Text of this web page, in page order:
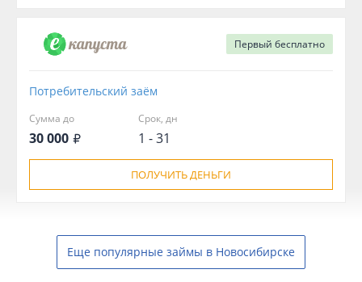
Первый бесплатно
Потребительский заём
Сумма до
30 000
Срок, дн
1 - 31
ПОЛУЧИТЬ ДЕНЬГИ
Еще популярные займы в Новосибирске